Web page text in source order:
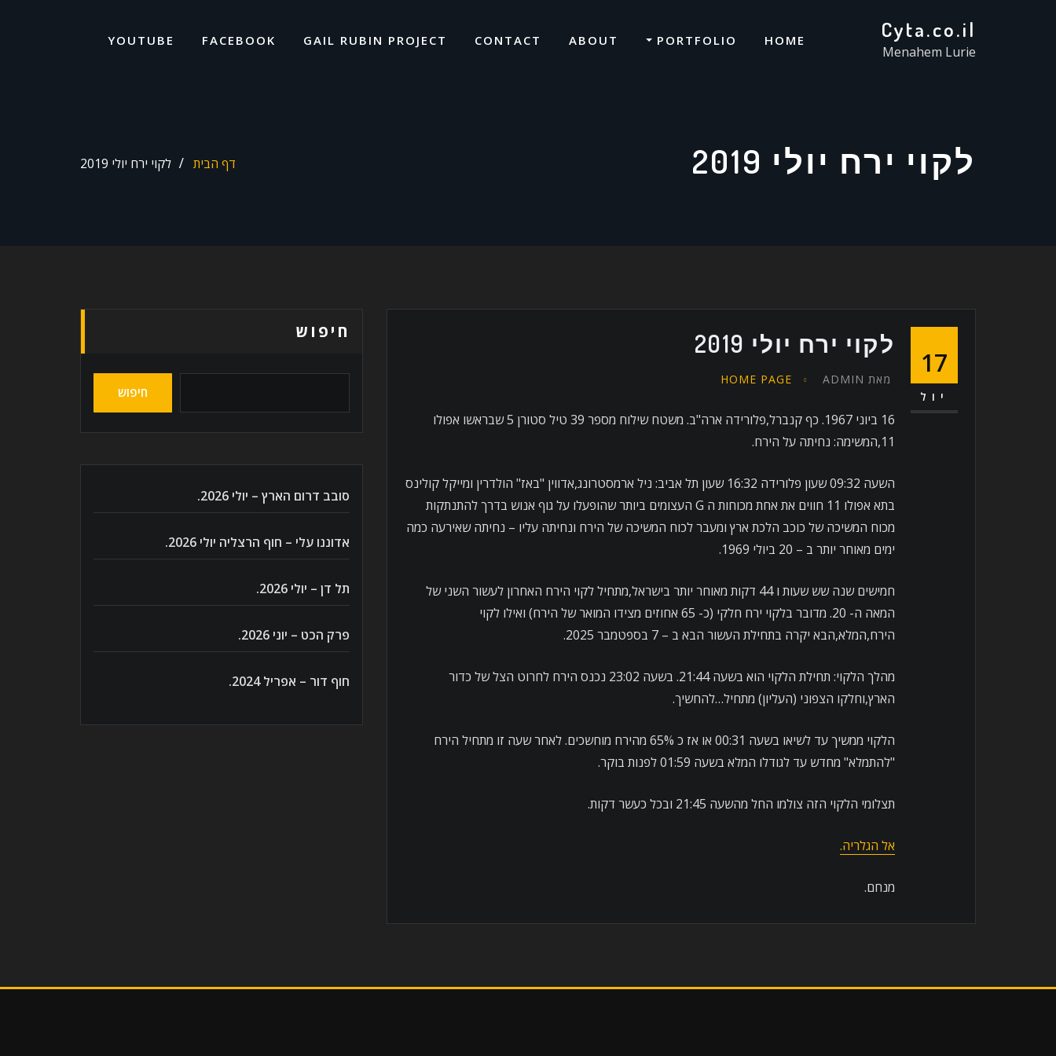
Cyta.co.il
Menahem Lurie
HOME
PORTFOLIO
ABOUT
CONTACT
GAIL RUBIN PROJECT
FACEBOOK
YOUTUBE
לקוי ירח יולי 2019 דף הבית לקוי ירח יולי 2019
17
יול
לקוי ירח יולי 2019
מאת ADMIN
HOME PAGE
16 ביוני 1967. כף קנברל,פלורידה ארה"ב. משטח שילוח מספר 39 טיל סטורן 5 שבראשו אפולו
11,המשימה: נחיתה על הירח.
השעה 09:32 שעון פלורידה 16:32 שעון תל אביב: ניל ארמסטרונג,אדווין "באז" הולדרין ומייקל קולינס
בתא אפולו 11 חווים את אחת מכוחות ה G העצומים ביותר שהופעלו על גוף אנוש בדרך להתנתקות
מכוח המשיכה של כוכב הלכת ארץ ומעבר לכוח המשיכה של הירח ונחיתה עליו – נחיתה שאירעה כמה
ימים מאוחר יותר ב – 20 ביולי 1969.
חמישים שנה שש שעות ו 44 דקות מאוחר יותר בישראל,מתחיל לקוי הירח האחרון לעשור השני של
המאה ה- 20. מדובר בלקוי ירח חלקי (כ- 65 אחוזים מצידו המואר של הירח) ואילו לקוי
הירח,המלא,הבא יקרה בתחילת העשור הבא ב – 7 בספטמבר 2025.
מהלך הלקוי: תחילת הלקוי הוא בשעה 21:44. בשעה 23:02 נכנס הירח לחרוט הצל של כדור
הארץ,וחלקו הצפוני (העליון) מתחיל…להחשיך.
הלקוי ממשיך עד לשיאו בשעה 00:31 או אז כ 65% מהירח מוחשכים. לאחר שעה זו מתחיל הירח
"להתמלא" מחדש עד לגודלו המלא בשעה 01:59 לפנות בוקר.
תצלומי הלקוי הזה צולמו החל מהשעה 21:45 ובכל כעשר דקות.
אל הגלריה.
מנחם.
חיפוש
חיפוש
סובב דרום הארץ – יולי 2026.
אדוננו עלי – חוף הרצליה יולי 2026.
תל דן – יולי 2026.
פרק הכט – יוני 2026.
חוף דור – אפריל 2024.